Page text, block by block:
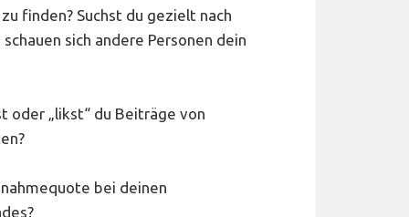
finden? Suchst du gezielt nach
sich andere Personen dein
oder „likst“ du Beiträge von
bei deinen